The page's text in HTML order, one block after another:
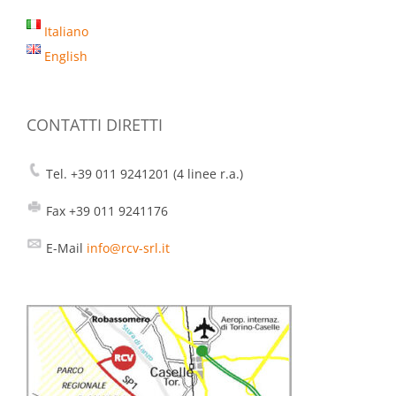
Italiano
English
CONTATTI DIRETTI
Tel. +39 011 9241201 (4 linee r.a.)
Fax +39 011 9241176
E-Mail info@rcv-srl.it